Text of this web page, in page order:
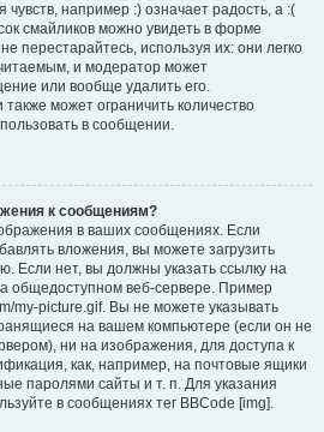
например :) означает радость, а :(
смайликов можно увидеть в форме
перестарайтесь, используя их: они легко
и модератор может
или вообще удалить его.
может ограничить количество
в сообщении.
к сообщениям?
в ваших сообщениях. Если
вложения, вы можете загрузить
Если нет, вы должны указать ссылку на
общедоступном веб-сервере. Пример
my-picture.gif. Вы не можете указывать
на вашем компьютере (если он не
ни на изображения, для доступа к
как, например, на почтовые ящики
паролями сайты и т. п. Для указания
в сообщениях тег BBCode [img].